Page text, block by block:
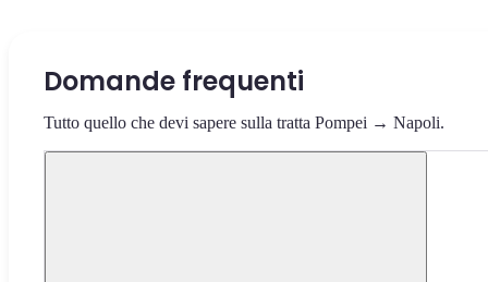
Domande frequenti
Tutto quello che devi sapere sulla tratta Pompei → Napoli.